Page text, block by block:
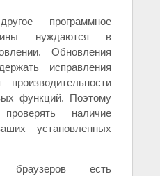
программное
нуждаются в
Обновления
исправления
функций. Поэтому
наличие
установленных
есть